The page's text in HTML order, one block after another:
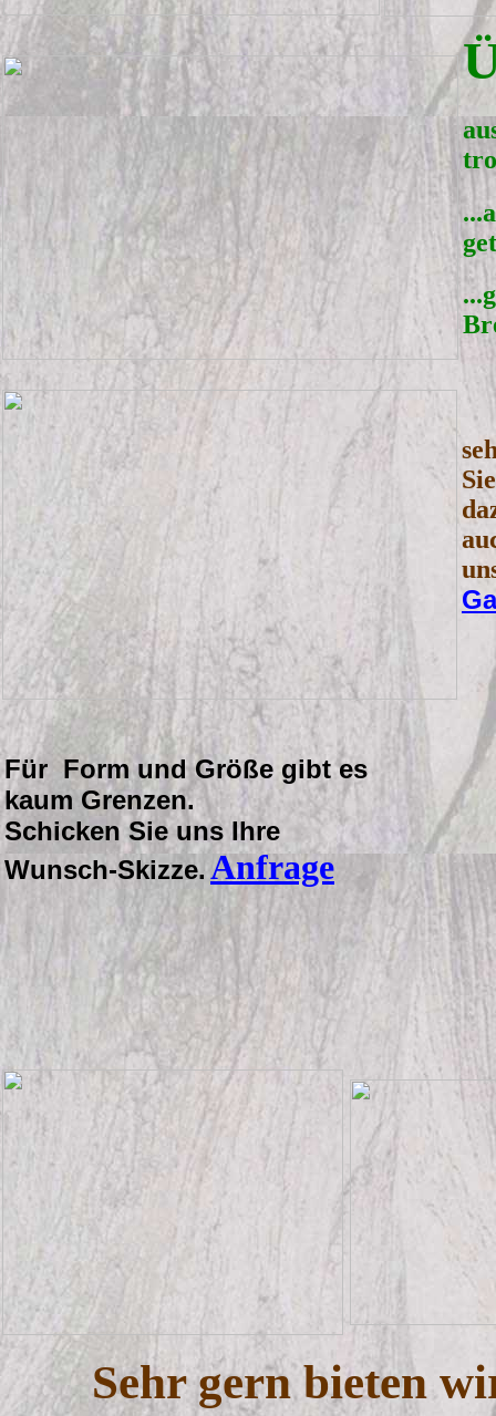
Sie
Für Form und Größe gibt es
kaum Grenzen.
Schicken Sie uns Ihre
Wunsch-Skizze. Anfrage
Sehr gern bieten